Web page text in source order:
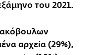
του 2021.
αρχεία (29%),